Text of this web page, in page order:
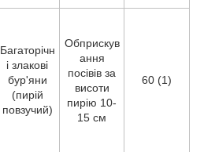
Багаторічн
і злакові
бур'яни
(пирій
повзучий)
Обприскув
ання
посівів за
висоти
пирію 10-
15 см
60 (1)